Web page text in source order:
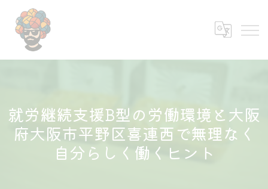
就労継続支援B型の労働環境と大阪
府大阪市平野区喜連西で無理なく
自分らしく働くヒント